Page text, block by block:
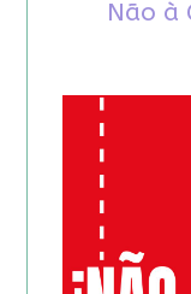
Não à